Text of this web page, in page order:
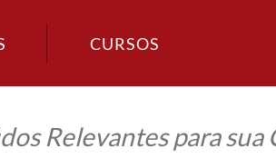
CURSOS
Relevantes para sua